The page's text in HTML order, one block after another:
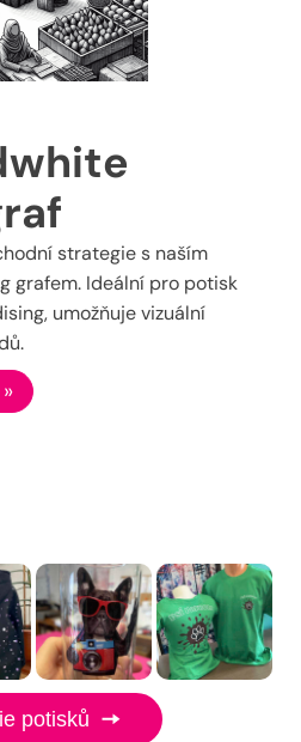
strategie s naším
grafem. Ideální pro potisk
umožňuje vizuální
potisků